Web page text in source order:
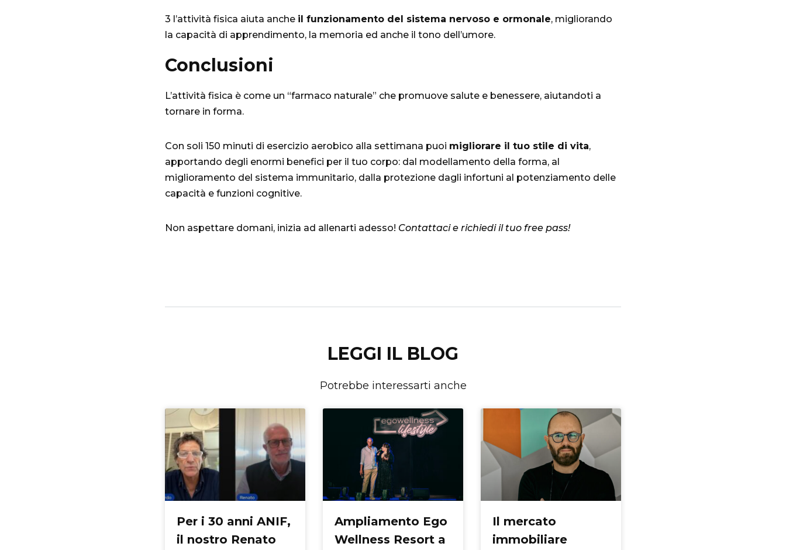
3 l’attività fisica aiuta anche il funzionamento del sistema nervoso e ormonale, migliorando
la capacità di apprendimento, la memoria ed anche il tono dell’umore.
Conclusioni
L’attività fisica è come un “farmaco naturale” che promuove salute e benessere, aiutandoti a
tornare in forma.
Con soli 150 minuti di esercizio aerobico alla settimana puoi migliorare il tuo stile di vita,
apportando degli enormi benefici per il tuo corpo: dal modellamento della forma, al
miglioramento del sistema immunitario, dalla protezione dagli infortuni al potenziamento delle
capacità e funzioni cognitive.
Non aspettare domani, inizia ad allenarti adesso! Contattaci e richiedi il tuo free pass!
LEGGI IL BLOG
Potrebbe interessarti anche
Per i 30 anni ANIF,
il nostro Renato
Ampliamento Ego
Wellness Resort a
Il mercato
immobiliare